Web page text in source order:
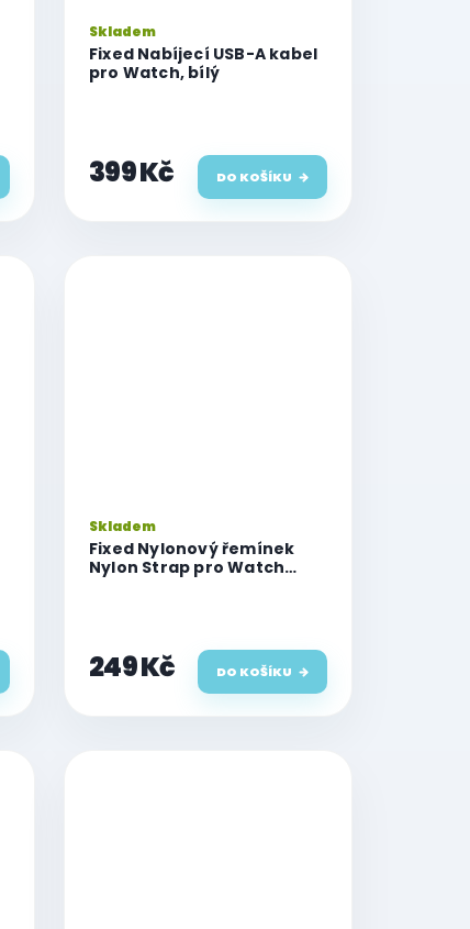
Fixed Nabíjecí USB-A kabel
pro Watch, bílý
Skladem
399 Kč DO KOŠÍKU
Fixed Nylonový řemínek
Nylon Strap pro Watch
Skladem
249 Kč DO KOŠÍKU